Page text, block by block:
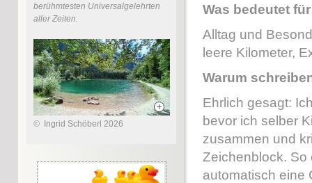
berühmtesten Universalgelehrten
aller Zeiten.
© Ingrid Schöberl 2026
Was bedeutet
Alltag und
leere Kilometer,
Warum
Ehrlich gesagt:
bevor ich selber
zusammen und
Zeichenblock. So
automatisch eine